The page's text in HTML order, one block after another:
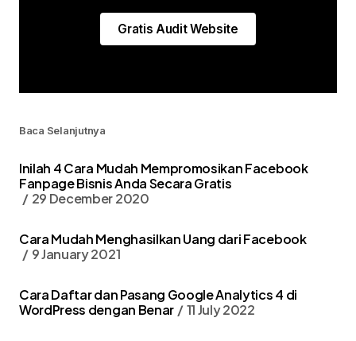
Gratis Audit Website
Baca Selanjutnya
Inilah 4 Cara Mudah Mempromosikan Facebook
Fanpage Bisnis Anda Secara Gratis
29 December 2020
Cara Mudah Menghasilkan Uang dari Facebook
9 January 2021
Cara Daftar dan Pasang Google Analytics 4 di
WordPress dengan Benar
11 July 2022